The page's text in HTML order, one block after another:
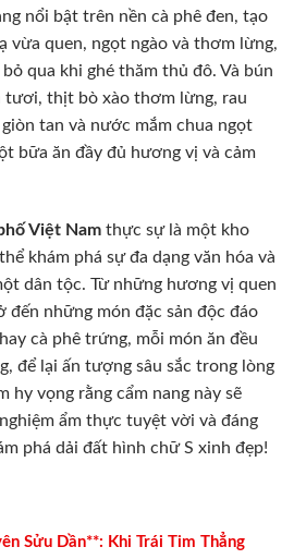
nổi bật trên nền cà phê đen, tạo
vừa quen, ngọt ngào và thơm lừng,
qua khi ghé thăm thủ đô. Và bún
tươi, thịt bò xào thơm lừng, rau
tan và nước mắm chua ngọt
bữa ăn đầy đủ hương vị và cảm
Việt Nam thực sự là một kho
khám phá sự đa dạng văn hóa và
dân tộc. Từ những hương vị quen
đến những món đặc sản độc đáo
cà phê trứng, mỗi món ăn đều
để lại ấn tượng sâu sắc trong lòng
hy vọng rằng cẩm nang này sẽ
ẩm thực tuyệt vời và đáng
phá dải đất hình chữ S xinh đẹp!
Sửu Dần**: Khi Trái Tim Thẳng